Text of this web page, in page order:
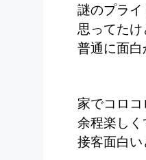
謎のプラ
思ってたけ
普通に面白
家でコロ
余程楽しく
接客面白い